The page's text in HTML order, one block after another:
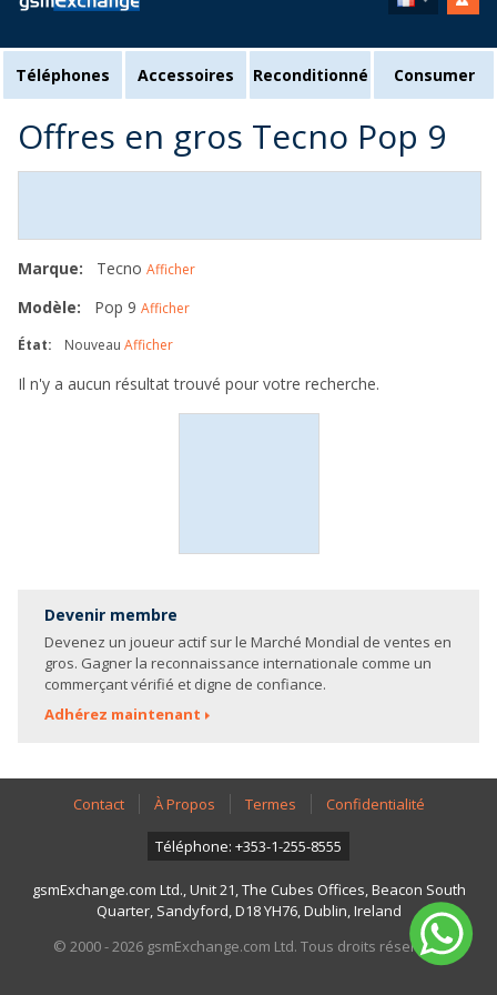
Téléphones Accessoires Reconditionné Consumer
Offres en gros Tecno Pop 9
Marque: Tecno Afficher
Modèle: Pop 9 Afficher
État:
Nouveau Afficher
Il n'y a aucun résultat trouvé pour votre recherche.
Devenir membre
Devenez un joueur actif sur le Marché Mondial de ventes en
gros. Gagner la reconnaissance internationale comme un
commerçant vérifié et digne de confiance.
Adhérez maintenant
Contact À Propos Termes Confidentialité
Téléphone: +353-1-255-8555
gsmExchange.com Ltd., Unit 21, The Cubes Offices, Beacon South
Quarter, Sandyford, D18 YH76, Dublin, Ireland
© 2000 - 2026 gsmExchange.com Ltd. Tous droits réservés.